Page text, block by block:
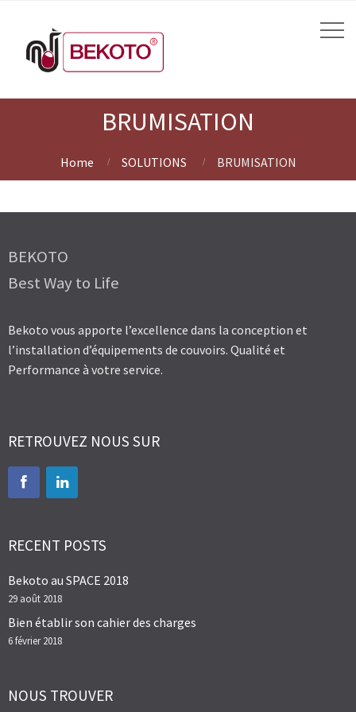
BRUMISATION
Home SOLUTIONS BRUMISATION
BEKOTO
Best Way to Life
Bekoto vous apporte l’excellence dans la conception et
l’installation d’équipements de couvoirs. Qualité et
Performance à votre service.
RETROUVEZ NOUS SUR
RECENT POSTS
Bekoto au SPACE 2018
29 août 2018
Bien établir son cahier des charges
6 février 2018
NOUS TROUVER